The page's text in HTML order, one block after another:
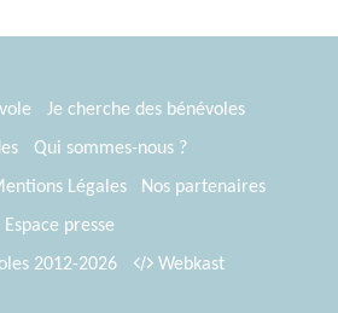
Je cherche des bénévoles
Qui sommes-nous ?
Légales
Nos partenaires
Espace presse
2012-2026
Webkast